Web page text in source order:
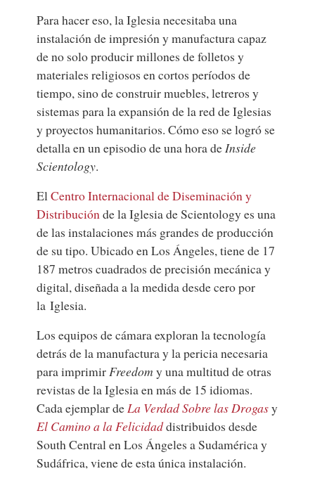
Para hacer eso, la Iglesia necesitaba una
instalación de impresión y manufactura capaz
de no solo producir millones de folletos y
materiales religiosos en cortos períodos de
tiempo, sino de construir muebles, letreros y
sistemas para la expansión de la red de Iglesias
y proyectos humanitarios. Cómo eso se logró se
detalla en un episodio de una hora deInside
Scientology.
ElCentro Internacional de Diseminación y
Distribuciónde la Iglesia de Scientology es una
de las instalaciones más grandes de producción
de su tipo. Ubicado en Los Ángeles, tiene de 17
187 metros cuadrados de precisión mecánica y
digital, diseñada a la medida desde cero por
la Iglesia.
Los equipos de cámara exploran la tecnología
detrás de la manufactura y la pericia necesaria
para imprimirFreedom y una multitud de otras
revistas de la Iglesia en más de 15 idiomas.
Cada ejemplar deLa Verdad Sobre las Drogasy
El Camino a la Felicidaddistribuidos desde
South Central en Los Ángeles a Sudamérica y
Sudáfrica, viene de esta única instalación.